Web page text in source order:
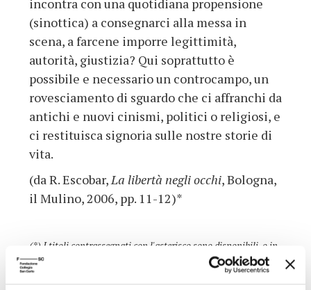
incontra con una quotidiana propensione
(sinottica) a consegnarci alla messa in
scena, a farcene imporre legittimità,
autorità, giustizia? Qui soprattutto è
possibile e necessario un controcampo, un
rovesciamento di sguardo che ci affranchi da
antichi e nuovi cinismi, politici o religiosi, e
ci restituisca signoria sulle nostre storie di
vita.
(da R. Escobar,La libertà negli occhi, Bologna,
il Mulino, 2006, pp. 11-12)*
(*) I titoli contrassegnati con l'asterisco sono disponibili, o in
corso di acquisizione, per la consultazione e il prestito presso
la Biblioteca della Fondazione Collegio San Carlo (lun.-ven. 9-